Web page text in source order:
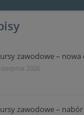
zawodowe – nowa
sierpnia 2026
zawodowe – nabór